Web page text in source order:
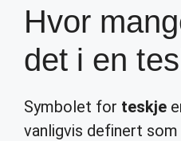
Hvor
det i en
Symbolet for teskje
vanligvis definert